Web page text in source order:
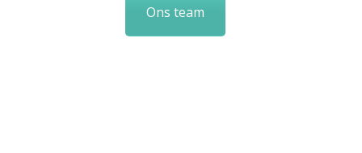
Ons team